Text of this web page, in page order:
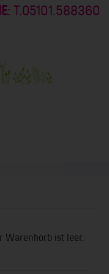
: T.05101.588360
Warenkorb ist leer.